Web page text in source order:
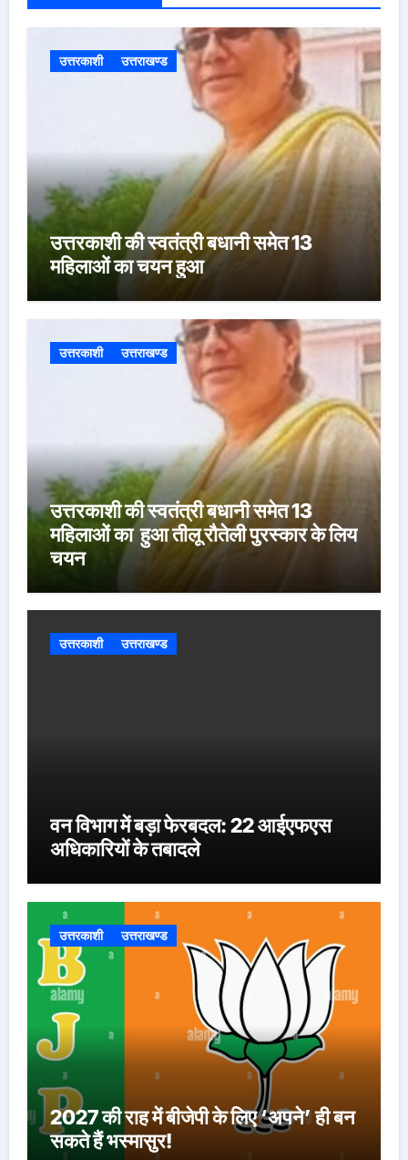
उत्तरकाशी उत्तराखण्ड
उत्तरकाशी की स्वतंत्री बधानी समेत 13
महिलाओं का चयन हुआ
उत्तरकाशी उत्तराखण्ड
उत्तरकाशी की स्वतंत्री बधानी समेत 13
महिलाओं का हुआ तीलू रौतेली पुरस्कार के लिय
चयन
उत्तरकाशी उत्तराखण्ड
वन विभाग में बड़ा फेरबदल: 22 आईएफएस
अधिकारियों के तबादले
उत्तरकाशी उत्तराखण्ड
2027 की राह में बीजेपी के लिए ‘अपने’ ही बन
सकते हैं भस्मासुर!